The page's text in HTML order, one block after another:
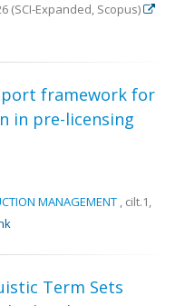
(SCI-Expanded, Scopus)
framework for
in pre-licensing
MANAGEMENT , cilt.1,
Term Sets